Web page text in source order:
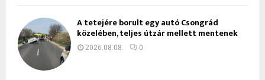
A tetejére borult egy autó Csongrád
közelében, teljes útzár mellett mentenek
2026.08.08. 0